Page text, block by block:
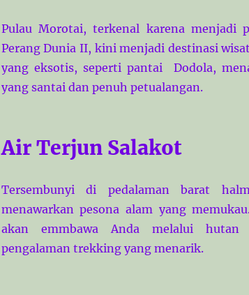
Pulau Morotai, terkenal karena menjadi
Perang Dunia II, kini menjadi destinasi
yang eksotis, seperti pantai Dodola,
yang santai dan penuh petualangan.
Air Terjun Salakot
Tersembunyi di pedalaman barat
menawarkan pesona alam yang
akan emmbawa Anda melalui hutan
pengalaman trekking yang menarik.